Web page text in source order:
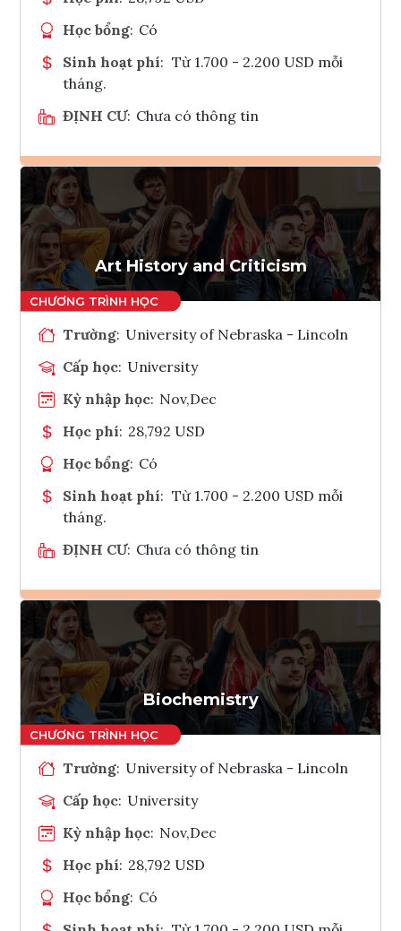
Học bổng: Có
Sinh hoạt phí: Từ 1.700 - 2.200 USD mỗi
tháng.
ĐỊNH CƯ: Chưa có thông tin
Ghi danh
Tham vấn Interlink
Art History and Criticism
Trường: University of Nebraska - Lincoln
Cấp học: University
Kỳ nhập học: Nov,Dec
Học phí: 28,792 USD
Học bổng: Có
Sinh hoạt phí: Từ 1.700 - 2.200 USD mỗi
tháng.
ĐỊNH CƯ: Chưa có thông tin
Ghi danh
Tham vấn Interlink
Biochemistry
Trường: University of Nebraska - Lincoln
Cấp học: University
Kỳ nhập học: Nov,Dec
Học phí: 28,792 USD
Học bổng: Có